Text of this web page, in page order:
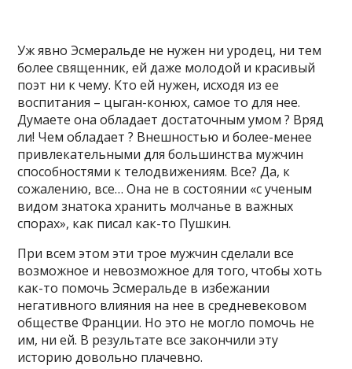
Уж явно Эсмеральде не нужен ни уродец, ни тем
более священник, ей даже молодой и красивый
поэт ни к чему. Кто ей нужен, исходя из ее
воспитания – цыган-конюх, самое то для нее.
Думаете она обладает достаточным умом ? Вряд
ли! Чем обладает ? Внешностью и более-менее
привлекательными для большинства мужчин
способностями к телодвижениям. Все? Да, к
сожалению, все… Она не в состоянии «с ученым
видом знатока хранить молчанье в важных
спорах», как писал как-то Пушкин.
При всем этом эти трое мужчин сделали все
возможное и невозможное для того, чтобы хоть
как-то помочь Эсмеральде в избежании
негативного влияния на нее в средневековом
обществе Франции. Но это не могло помочь не
им, ни ей. В результате все закончили эту
историю довольно плачевно.